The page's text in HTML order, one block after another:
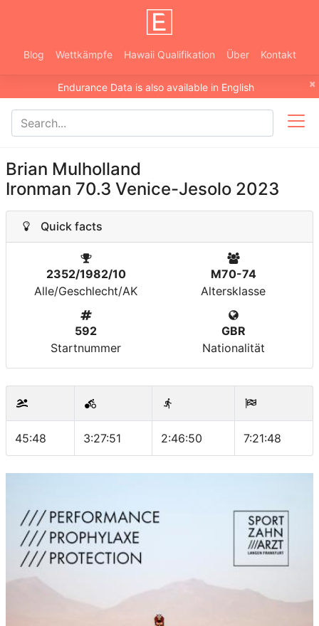
Blog Wettkämpfe Hawaii Qualifikation Über Kontakt
×
Endurance Data is also available in English
Brian Mulholland
Ironman 70.3 Venice-Jesolo 2023
Quick facts
2352/1982/10
Alle/Geschlecht/AK
M70-74
Altersklasse
592
Startnummer
GBR
Nationalität
45:48 3:27:51 2:46:50 7:21:48